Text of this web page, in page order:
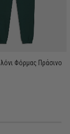
Φόρμας Πράσινο